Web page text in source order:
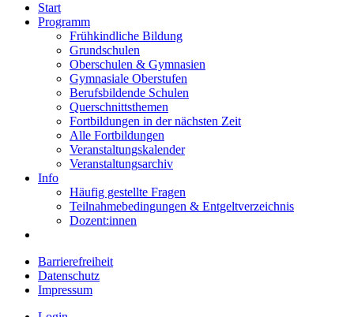
Start
Programm
Frühkindliche Bildung
Grundschulen
Oberschulen & Gymnasien
Gymnasiale Oberstufen
Berufsbildende Schulen
Querschnittsthemen
Fortbildungen in der nächsten Zeit
Alle Fortbildungen
Veranstaltungskalender
Veranstaltungsarchiv
Info
Häufig gestellte Fragen
Teilnahmebedingungen & Entgeltverzeichnis
Dozent:innen
Barrierefreiheit
Datenschutz
Impressum